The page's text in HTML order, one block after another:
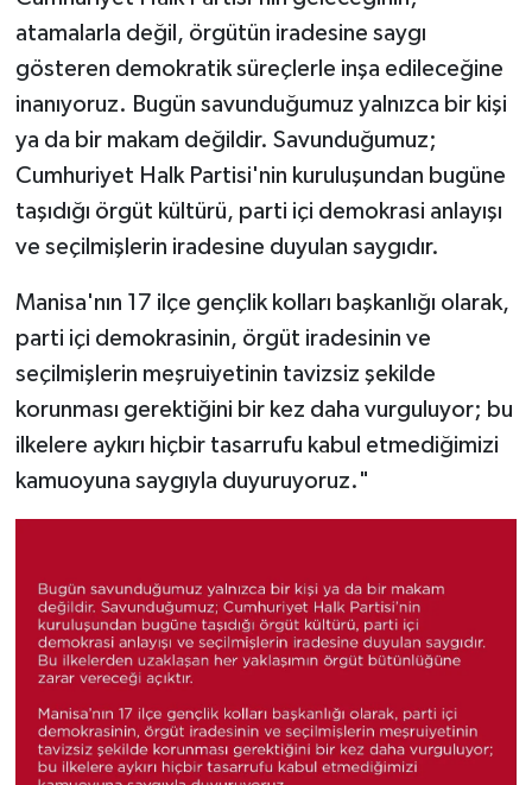
atamalarla değil, örgütün iradesine saygı
gösteren demokratik süreçlerle inşa edileceğine
inanıyoruz. Bugün savunduğumuz yalnızca bir kişi
ya da bir makam değildir. Savunduğumuz;
Cumhuriyet Halk Partisi'nin kuruluşundan bugüne
taşıdığı örgüt kültürü, parti içi demokrasi anlayışı
ve seçilmişlerin iradesine duyulan saygıdır.
Manisa'nın 17 ilçe gençlik kolları başkanlığı olarak,
parti içi demokrasinin, örgüt iradesinin ve
seçilmişlerin meşruiyetinin tavizsiz şekilde
korunması gerektiğini bir kez daha vurguluyor; bu
ilkelere aykırı hiçbir tasarrufu kabul etmediğimizi
kamuoyuna saygıyla duyuruyoruz."